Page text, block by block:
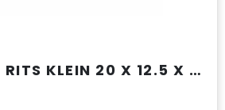
KOELTAS MET RITS KLEIN 20 X 12.5 X 13 CM